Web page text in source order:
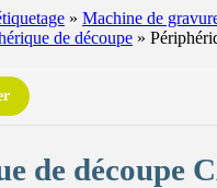
» Machine de
de découpe »
de découpe